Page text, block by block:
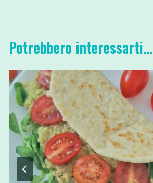
Potrebbero interessarti...